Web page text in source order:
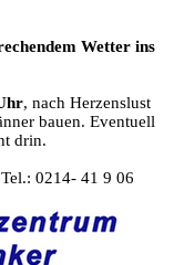
Wetter ins
, nach Herzenslust
bauen. Eventuell
drin.
0214- 41 9 06